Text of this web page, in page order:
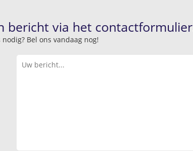
bericht via het
Bel ons vandaag nog!